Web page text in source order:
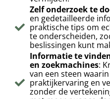
Zelf onderzoek te
en gedetailleerde
praktische tips om
te onderscheiden,
beslissingen kunt
Informatie te
en zoekmachines:
van een steen
praktijkervaring en
zonder de